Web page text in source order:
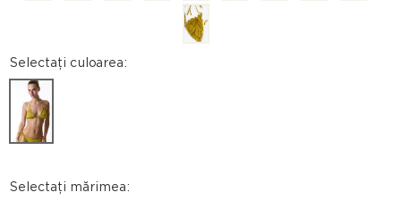
Selectați culoarea:
Selectați mărimea: